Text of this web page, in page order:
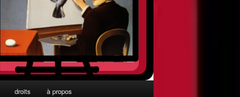
droits à propos